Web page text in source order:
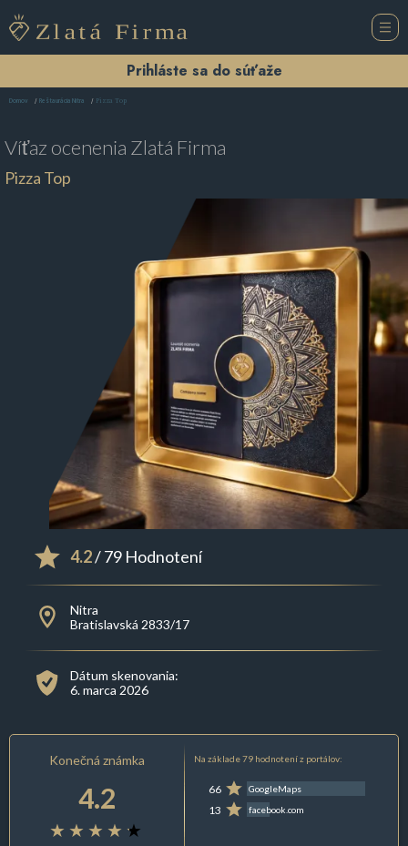
Prihláste sa do súťaže
Domov Reštaurácia Nitra Pizza Top
Víťaz ocenenia Zlatá Firma
Pizza Top
4.2/ 79 Hodnotení
Nitra
Bratislavská 2833/17
Dátum skenovania:
6. marca 2026
Konečná známka
4.2
Na základe 79 hodnotení z portálov:
66 GoogleMaps
13 facebook.com